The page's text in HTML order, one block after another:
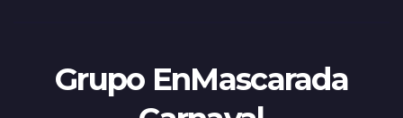
Grupo EnMascarada